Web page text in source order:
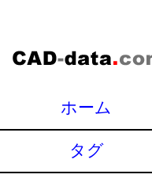
ホーム
タグ